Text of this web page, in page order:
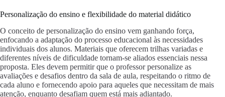
Personalização do ensino e flexibilidade do material didático
O conceito de personalização do ensino vem ganhando força,
enfocando a adaptação do processo educacional às necessidades
individuais dos alunos. Materiais que oferecem trilhas variadas e
diferentes níveis de dificuldade tornam-se aliados essenciais nessa
proposta. Eles devem permitir que o professor personalize as
avaliações e desafios dentro da sala de aula, respeitando o ritmo de
cada aluno e fornecendo apoio para aqueles que necessitam de mais
atenção, enquanto desafiam quem está mais adiantado.